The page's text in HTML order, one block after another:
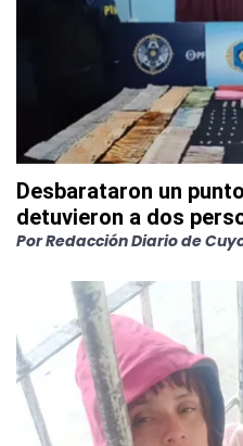
Desbarataron un
detuvieron a dos
PorRedacción Diario de